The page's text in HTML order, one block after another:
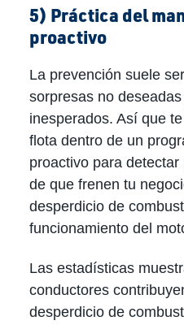
5) Práctica del
proactivo
La prevención suele
sorpresas no
inesperados. Así que
flota dentro de un
proactivo para
de que frenen tu
desperdicio de
funcionamiento del
Las estadísticas
conductores
desperdicio de